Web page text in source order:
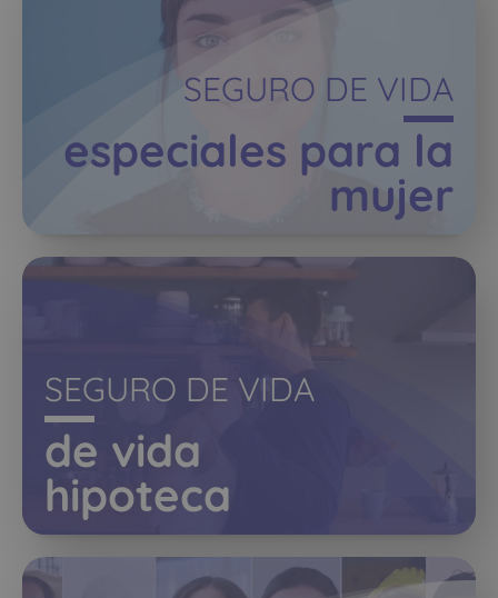
SEGURO DE VIDA
especiales para la
mujer
SEGURO DE VIDA
de vida
hipoteca